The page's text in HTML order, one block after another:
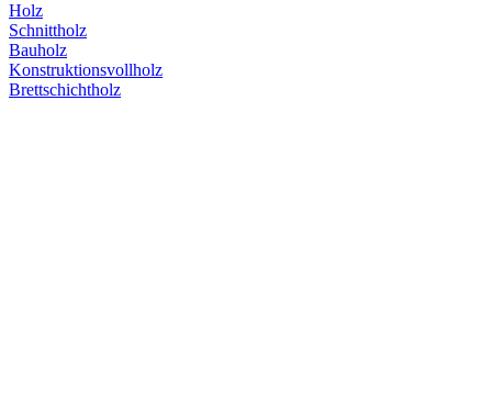
Holz
Schnittholz
Bauholz
Konstruktionsvollholz
Brettschichtholz